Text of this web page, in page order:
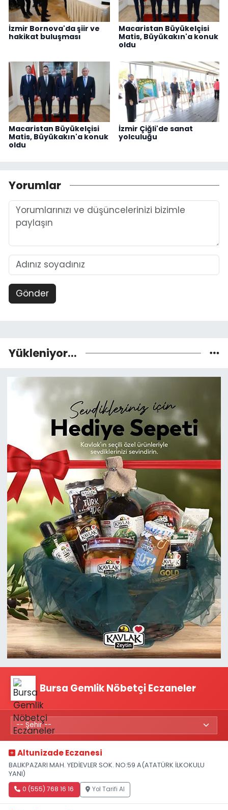
İzmir Bornova'da şiir ve
hakikat buluşması
Macaristan Büyükelçisi
Matis, Büyükakın'a konuk
oldu
Macaristan Büyükelçisi
Matis, Büyükakın'a konuk
oldu
İzmir Çiğli'de sanat
yolculuğu
Yorumlar
Gönder
Yükleniyor...
Bursa Gemlik Nöbetçi Eczaneler
Altunizade Eczanesi
BALIKPAZARI MAH. YEDİEVLER SOK. NO:59 A(ATATÜRK İLKOKULU
YANI)
0 (555) 768 16 16 Yol Tarifi Al